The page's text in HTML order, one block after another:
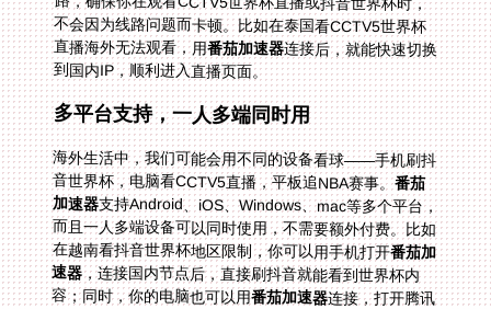
直播海外无法观看，用番茄加速器连接后，就能快速切换
到国内IP，顺利进入直播页面。
多平台支持，一人多端同时用
海外生活中，我们可能会用不同的设备看球——手机刷抖
音世界杯，电脑看CCTV5直播，平板追NBA赛事。番茄
加速器支持Android、iOS、Windows、mac等多个平台，
而且一人多端设备可以同时使用，不需要额外付费。比如
在越南看抖音世界杯地区限制，你可以用手机打开番茄加
速器，连接国内节点后，直接刷抖音就能看到世界杯内
容；同时，你的电脑也可以用番茄加速器连接，打开腾讯
体育看NBA直播，两者互不影响，满足你多场景的观赛需